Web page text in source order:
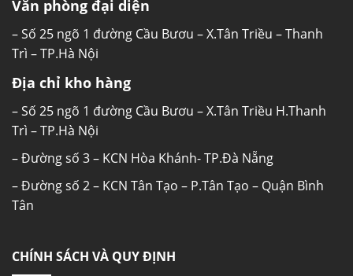
Văn phòng đại diện
– Số 25 ngõ 1 đường Cầu Bươu – X.Tân Triều – Thanh
Trì – TP.Hà Nội
Địa chỉ kho hàng
– Số 25 ngõ 1 đường Cầu Bươu – X.Tân Triều H.Thanh
Trì – TP.Hà Nội
– Đường số 3 – KCN Hòa Khánh- TP.Đà Nẵng
– Đường số 2 – KCN Tân Tạo – P.Tân Tạo – Quận Bình
Tân
CHÍNH SÁCH VÀ QUY ĐỊNH